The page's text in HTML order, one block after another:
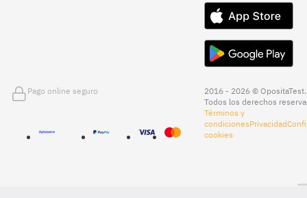
Pago online seguro
2016 - 2026 © OpositaTest.
Todos los derechos
Términos y
condicionesPrivacidad
cookies